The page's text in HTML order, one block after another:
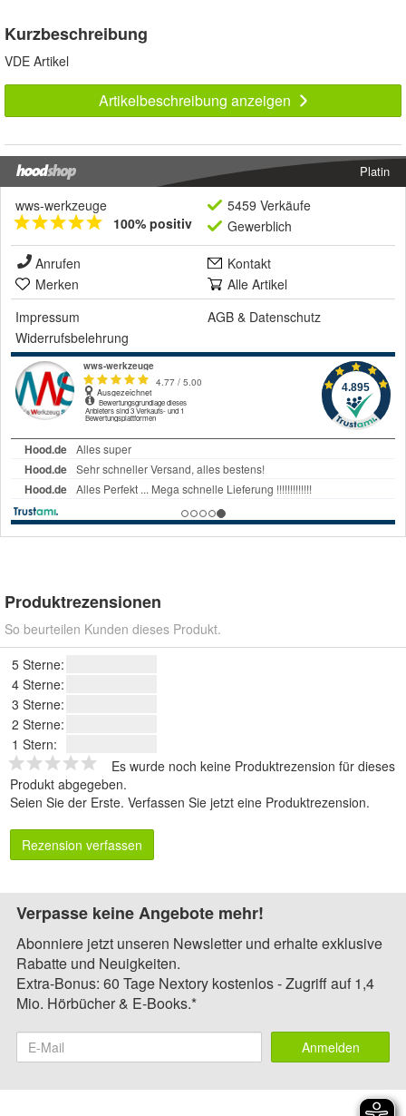
Kurzbeschreibung
VDE Artikel
Artikelbeschreibung anzeigen
Platin
wws-werkzeuge
100% positiv
5459 Verkäufe
Gewerblich
Anrufen
Kontakt
Merken
Alle Artikel
Impressum
AGB & Datenschutz
Widerrufsbelehrung
Produktrezensionen
So beurteilen Kunden dieses Produkt.
5 Sterne:
4 Sterne:
3 Sterne:
2 Sterne:
1 Stern:
Es wurde noch keine Produktrezension für dieses
Produkt abgegeben.
Seien Sie der Erste. Verfassen Sie jetzt eine Produktrezension.
Rezension verfassen
Verpasse keine Angebote mehr!
Abonniere jetzt unseren Newsletter und erhalte exklusive
Rabatte und Neuigkeiten.
Extra-Bonus: 60 Tage Nextory kostenlos - Zugriff auf 1,4
Mio. Hörbücher & E-Books.*
Anmelden